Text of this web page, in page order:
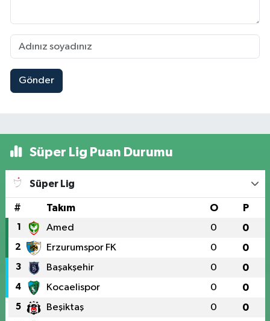
Gönder
Süper Lig Puan Durumu
Süper Lig
# Takım O P
1 Amed 0 0
2 Erzurumspor FK 0 0
3 Başakşehir 0 0
4 Kocaelispor 0 0
5 Beşiktaş 0 0